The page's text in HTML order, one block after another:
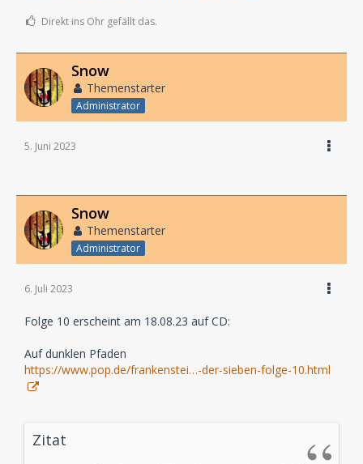
Direkt ins Ohr gefällt das.
Snow
Themenstarter
Administrator
5. Juni 2023
Snow
Themenstarter
Administrator
6. Juli 2023
Folge 10 erscheint am 18.08.23 auf CD:
Auf dunklen Pfaden
https://www.pop.de/frankenstei…-der-sieben-folge-10.html
Zitat